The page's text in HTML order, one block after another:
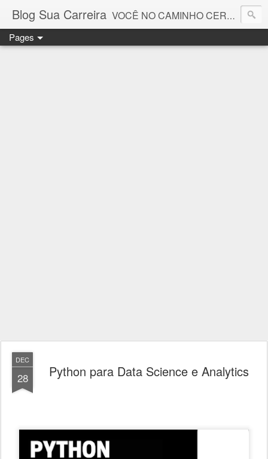
Blog Sua Carreira VOCÊ NO CAMINHO CERTO! 🤓💻🚀
Pages
DEC
28 Python para Data Science e Analytics